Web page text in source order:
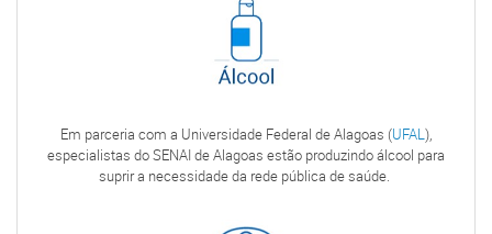
Em parceria com a Universidade Federal de Alagoas (UFAL),
especialistas do SENAI de Alagoas estão produzindo álcool para
suprir a necessidade da rede pública de saúde.